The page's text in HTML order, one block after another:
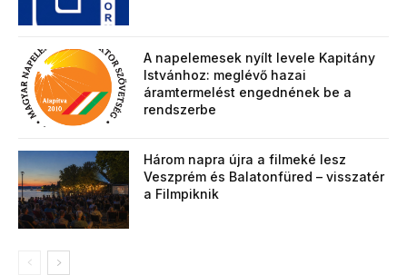
A napelemesek nyílt levele Kapitány
Istvánhoz: meglévő hazai
áramtermelést engednének be a
rendszerbe
Három napra újra a filmeké lesz
Veszprém és Balatonfüred – visszatér
a Filmpiknik